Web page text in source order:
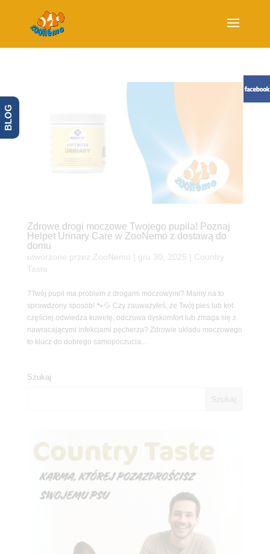
Zdrowe drogi moczowe Twojego pupila! Poznaj
Helpet Urinary Care w ZooNemo z dostawą do
domu
utworzone przez ZooNemo gru 30, 2025
Country
Taste
7Twój pupil ma problem z drogami moczowymi? Mamy na to
sprawdzony sposób! 🐾💦 Czy zauważyłeś, że Twój pies lub kot
częściej odwiedza kuwetę, odczuwa dyskomfort lub zmaga się z
nawracającymi infekcjami pęcherza? Zdrowie układu moczowego
to klucz do dobrego samopoczucia...
Szukaj
BLOG